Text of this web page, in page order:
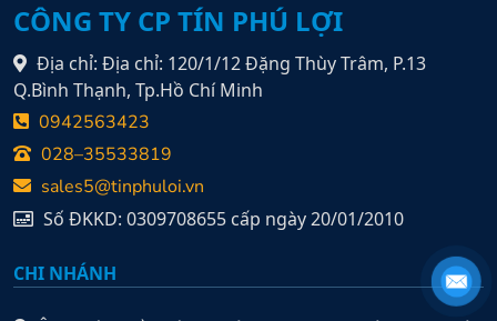
CÔNG TY CP TÍN PHÚ LỢI
Địa chỉ: Địa chỉ: 120/1/12 Đặng Thùy Trâm, P.13
Q.Bình Thạnh, Tp.Hồ Chí Minh
0942563423
028–35533819
sales5@tinphuloi.vn
Số ĐKKD: 0309708655 cấp ngày 20/01/2010
CHI NHÁNH